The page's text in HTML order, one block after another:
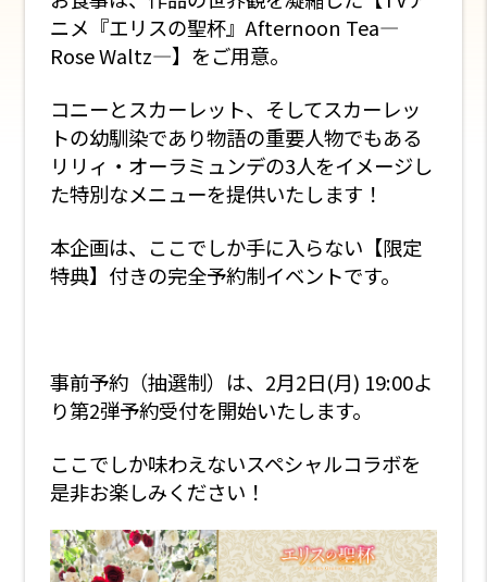
ニメ『エリスの聖杯』Afternoon Tea—
Rose Waltz—】をご用意。
コニーとスカーレット、そしてスカーレッ
トの幼馴染であり物語の重要人物でもある
リリィ・オーラミュンデの3人をイメージし
た特別なメニューを提供いたします！
本企画は、ここでしか手に入らない【限定
特典】付きの完全予約制イベントです。
事前予約（抽選制）は、2月2日(月) 19:00よ
り第2弾予約受付を開始いたします。
ここでしか味わえないスペシャルコラボを
是非お楽しみください！